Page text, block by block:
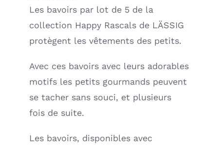
Rascals
Cœur
(Lassig)
Les bavoirs par lot de 5 de la
collection Happy Rascals de LÄSSIG
protègent les vêtements des petits.
Avec ces bavoirs avec leurs adorables
motifs les petits gourmands peuvent
se tacher sans souci, et plusieurs
fois de suite.
Les bavoirs, disponibles avec